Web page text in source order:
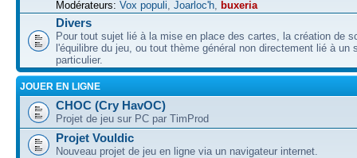
Modérateurs: Vox populi, Joarloc'h, buxeria
Divers
Pour tout sujet lié à la mise en place des cartes, la création de
l'équilibre du jeu, ou tout thème général non directement lié à un
particulier.
JOUER EN LIGNE
CHOC (Cry HavOC)
Projet de jeu sur PC par TimProd
Projet Vouldic
Nouveau projet de jeu en ligne via un navigateur internet.